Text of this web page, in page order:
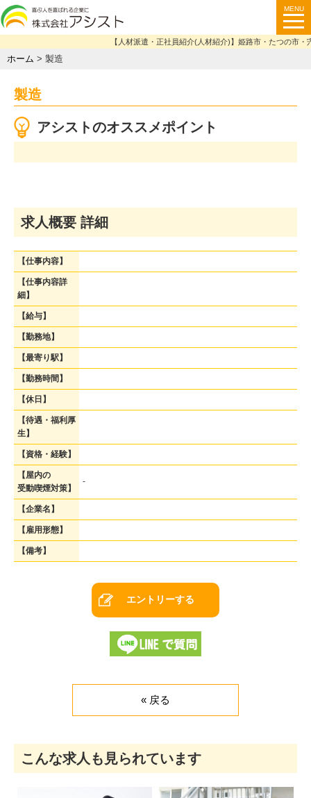
【人材派遣・正社員紹介(人材紹介)】姫路市・たつの市・
ホーム > 製造
製造
アシストのオススメポイント
求人概要 詳細
【仕事内容】
【仕事内容詳
細】
【給与】
【勤務地】
【最寄り駅】
【勤務時間】
【休日】
【待遇・福利厚
生】
【資格・経験】
【屋内の
受動喫煙対策】
-
【企業名】
【雇用形態】
【備考】
« 戻る
こんな求人も見られています